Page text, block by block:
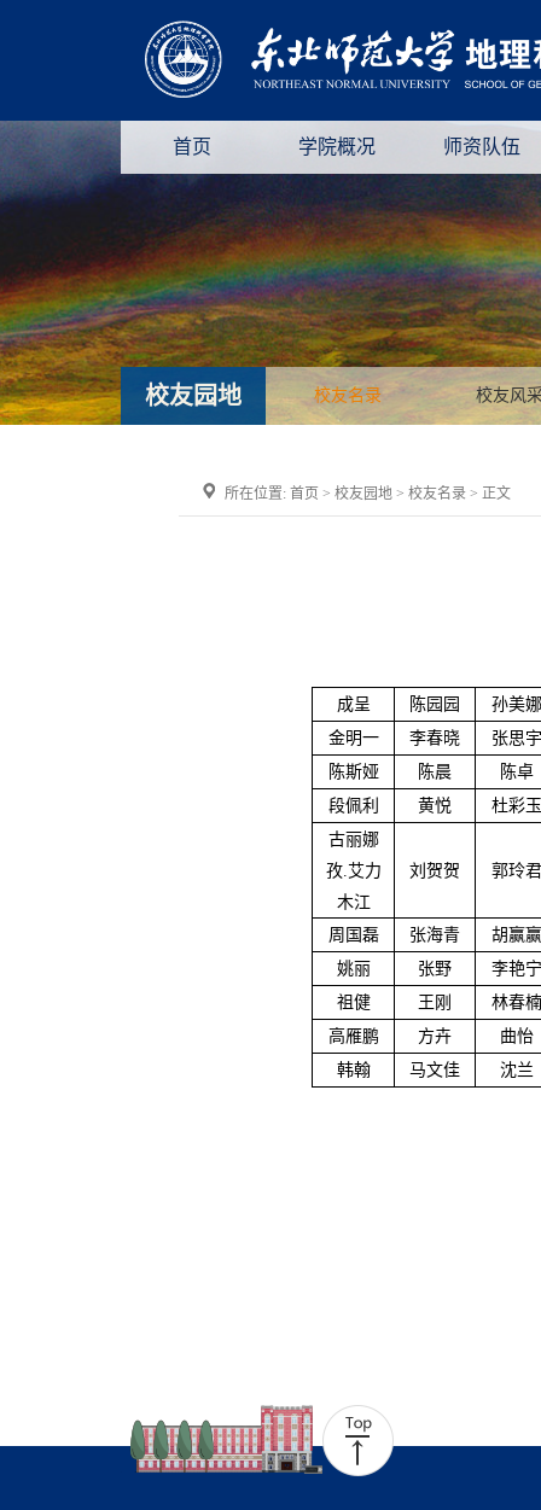
首页 学院概况 师资队伍
校友园地 校友名录 校友风
所在位置: 首页 > 校友园地 > 校友名录 > 正文
成呈 陈园园
孙美娜
金明一
李春晓
张思宇
陈斯娅
陈晨
陈卓
段佩利
黄悦
杜彩玉
古丽娜
孜.艾力
木江
刘贺贺 郭玲君
周国磊 张海青
胡赢赢
姚丽
张野
李艳宁
祖健
王刚
林春楠
高雁鹏
方卉
曲怡
韩翰
马文佳 沈兰